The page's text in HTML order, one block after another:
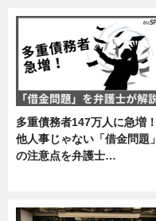
多重債務者147万人に急増！
他人事じゃない「借金問題」
の注意点を弁護士…